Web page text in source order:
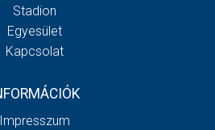
Stadion
Egyesület
Kapcsolat
Impresszum